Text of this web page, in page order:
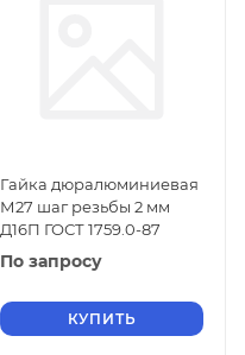
Гайка дюралюминиевая
М27 шаг резьбы 2 мм
Д16П ГОСТ 1759.0-87
По запросу
КУПИТЬ